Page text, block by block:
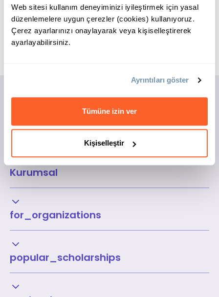
Web sitesi kullanım deneyiminizi iyileştirmek için yasal
düzenlemelere uygun çerezler (cookies) kullanıyoruz.
Çerez ayarlarınızı onaylayarak veya kişiselleştirerek
ayarlayabilirsiniz.
Ayrıntıları göster
Tümüne izin ver
Kişiselleştir
Kurumsal
for_organizations
popular_scholarships